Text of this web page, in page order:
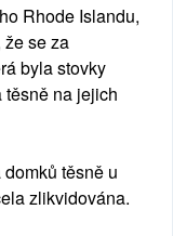
Rhode Islandu,
se za
byla stovky
těsně na jejich
těsně u
zlikvidována.